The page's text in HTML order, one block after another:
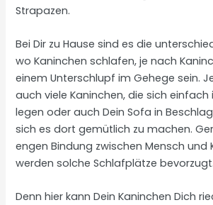
Strapazen.
Bei Dir zu Hause sind es die
wo Kaninchen schlafen, je nach
einem Unterschlupf im Gehege sein.
auch viele Kaninchen, die sich einfach
legen oder auch Dein Sofa in
sich es dort gemütlich zu machen.
engen Bindung zwischen Mensch und
werden solche Schlafplätze bevorzugt.
Denn hier kann Dein Kaninchen Dich